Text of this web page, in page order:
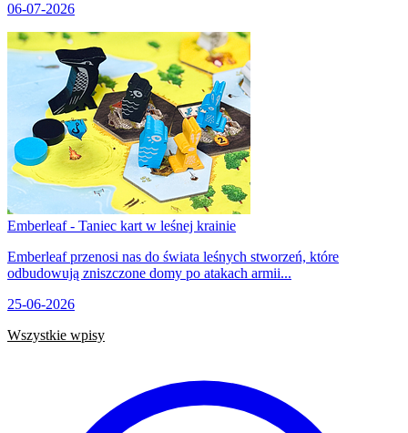
06-07-2026
Emberleaf - Taniec kart w leśnej krainie
Emberleaf przenosi nas do świata leśnych stworzeń, które
odbudowują zniszczone domy po atakach armii...
25-06-2026
Wszystkie wpisy